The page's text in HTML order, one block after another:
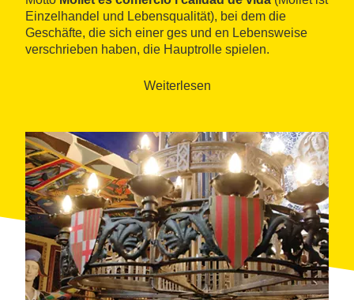
Einzelhandel und Lebensqualität), bei dem die
Geschäfte, die sich einer ges und en Lebensweise
verschrieben haben, die Hauptrolle spielen.
Veranstaltungen, aber auch Verlosungen unter den
Weiterlesen